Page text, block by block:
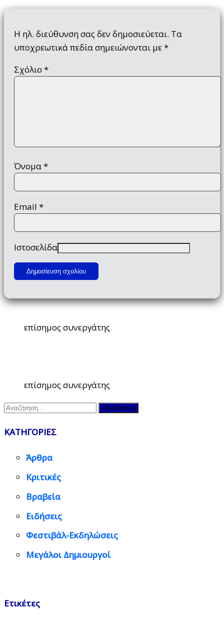
Η ηλ. διεύθυνση σας δεν δημοσιεύεται. Τα
υποχρεωτικά πεδία σημειώνονται με*
Σχόλιο *
Όνομα*
Email *
Ιστοσελίδα
επίσημος συνεργάτης
επίσημος συνεργάτης
Αναζήτηση
ΚΑΤΗΓΟΡΙΕΣ
Άρθρα
Κριτικές
Βραβεία
Ειδήσεις
Φεστιβάλ-Εκδηλώσεις
Μεγάλοι Δημιουργοί
Ετικέτες